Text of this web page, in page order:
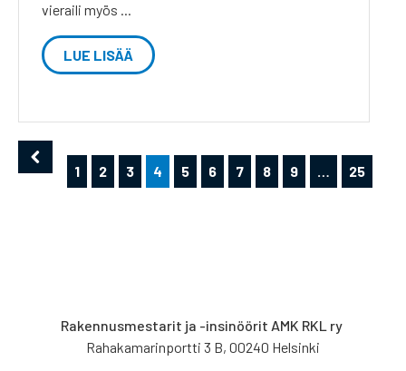
vieraili myös ...
LUE LISÄÄ
1 2 3 4 5 6 7 8 9 … 25
Rakennusmestarit ja -insinöörit AMK RKL ry
Rahakamarinportti 3 B, 00240 Helsinki